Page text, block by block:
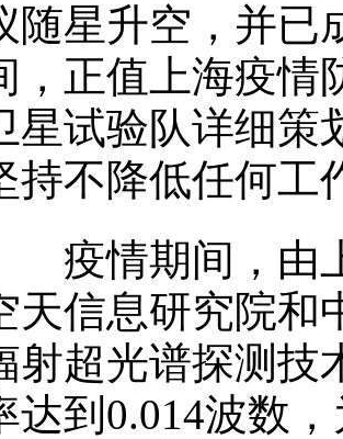
随星升空，并已
，正值上海疫情
星试验队详细策
持不降低任何工
疫情期间，由上
天信息研究院和
射超光谱探测技
达到0.014波数